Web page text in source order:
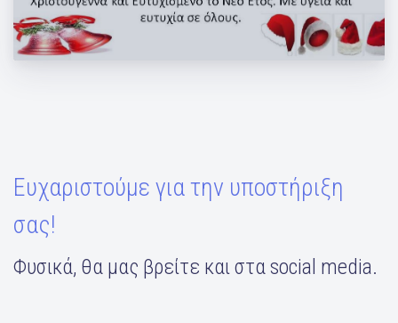
Καλά Χριστούγεννα και Ευτυχισμένο το
Νέο Έτος
Ευχαριστούμε για την υποστήριξη
σας!
Φυσικά, θα μας βρείτε και στα social media.